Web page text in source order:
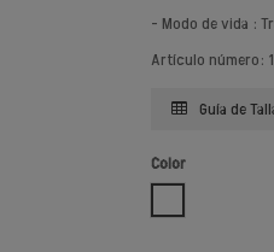
- Modo de vida :
Artículo número:
Guía de
Color